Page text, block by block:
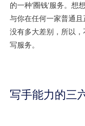
的一种‘圈钱’服务。
与你在任何一家普通
没有多大差别，所以
写服务。
写手能力的三